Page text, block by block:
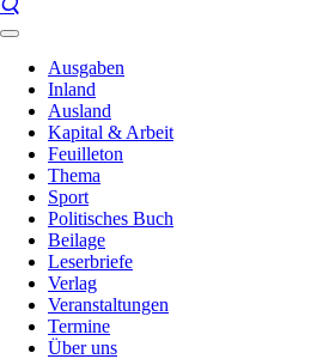
Ausgaben
Inland
Ausland
Kapital & Arbeit
Feuilleton
Thema
Sport
Politisches Buch
Beilage
Leserbriefe
Verlag
Veranstaltungen
Termine
Über uns